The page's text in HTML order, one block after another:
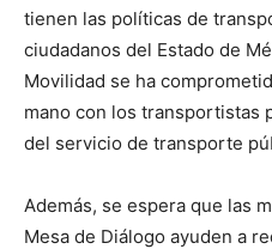
tienen las políticas de
ciudadanos del Estado de
Movilidad se ha
mano con los transportistas
del servicio de transporte
Además, se espera que las
Mesa de Diálogo ayuden a